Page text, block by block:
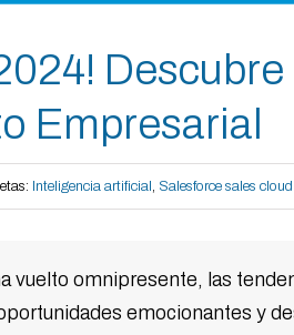
Empresarial
Inteligencia artificial , Salesforce sales
vuelto omnipresente, las
emocionantes y